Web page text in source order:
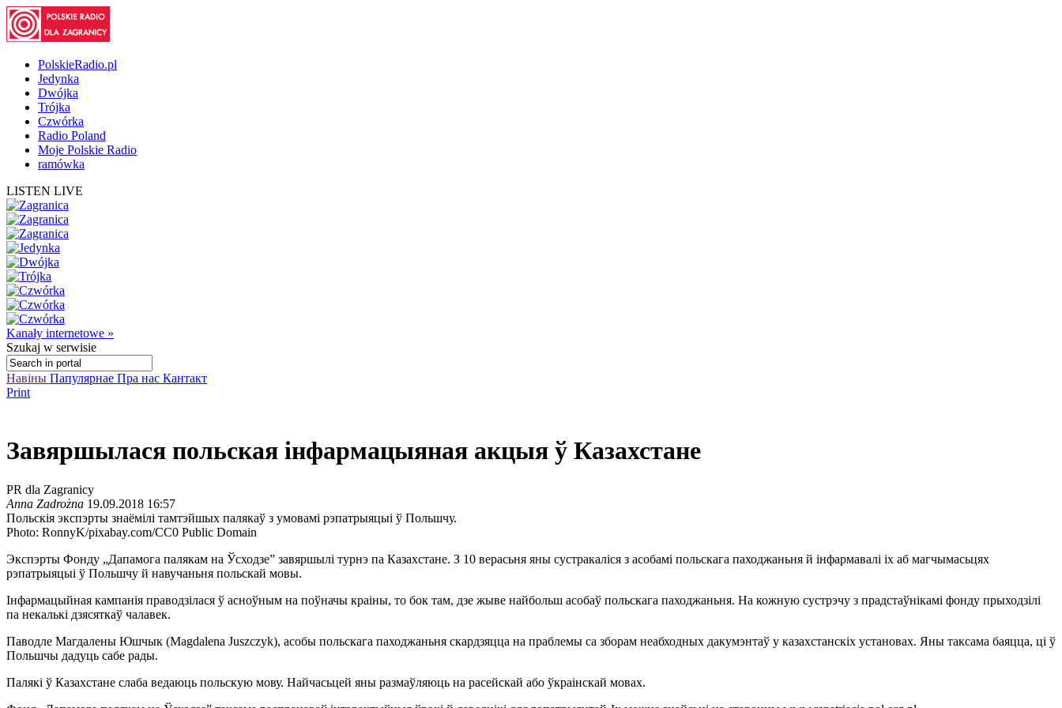
PolskieRadio.pl
Jedynka
Dwójka
Trójka
Czwórka
Radio Poland
Moje Polskie Radio
ramówka
LISTEN LIVE
Kanały internetowe »
Szukaj w serwisie
Навіны Папулярнае Пра нас Кантакт
Print
Завяршылася польская інфармацыяная акцыя ў Казахстане
PR dla Zagranicy
Anna Zadrożna 19.09.2018 16:57
Польскія экспэрты знаёмілі тамтэйшых палякаў з умовамі рэпатрыяцыі ў Польшчу.
Photo: RonnyK/pixabay.com/CC0 Public Domain
Экспэрты Фонду „Дапамога палякам на Ўсходзе” завяршылі турнэ па Казахстане. З 10 верасьня яны сустракаліся з асобамі польскага паходжаньня й інфармавалі іх аб магчымасьцях
рэпатрыяцыі ў Польшчу й навучаньня польскай мовы.
Інфармацыйная кампанія праводзілася ў асноўным на поўначы краіны, то бок там, дзе жыве найбольш асобаў польскага паходжаньня. На кожную сустрэчу з прадстаўнікамі фонду прыходзілi
па некалькі дзясяткаў чалавек.
Паводле Магдалены Юшчык (Magdalena Juszczyk), асобы польскага паходжаньня скардзяцца на праблемы са зборам неабходных дакумэнтаў у казахстанскіх установах. Яны таксама баяцца, ці ў
Польшчы дадуць сабе рады.
Палякі ў Казахстане слаба ведаюць польскую мову. Найчасьцей яны размаўляюць на расейскай або ўкраінскай мовах.